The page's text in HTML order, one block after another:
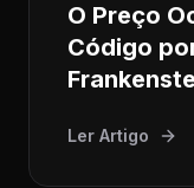
O Preço
Código
Ler Artigo